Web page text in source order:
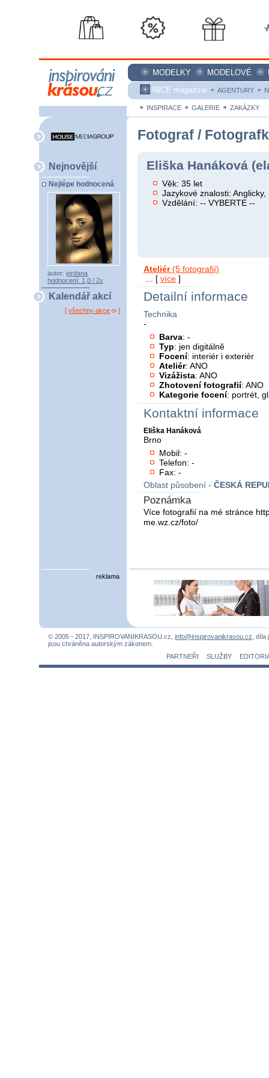
MODELKY MODELOVÉ
NICE magazine
AGENTURY
INSPIRACE GALERIE ZAKÁZKY
Nejnovější
Nejlépe hodnocená
autor: jordana
hodnocení: 1,0 / 2x
Kalendář akcí
[ všechny akce ]
Fotograf /
Eliška Hanáková
Věk: 35 let
Jazykové znalosti: Anglicky,
Vzdělání: -- VYBERTE --
Ateliér(5 fotografií)
... [ více ]
Detailní informace
Technika
-
Barva: -
Typ: jen digitálně
Focení: interiér i exteriér
Ateliér: ANO
Vizážista: ANO
Zhotovení fotografií: ANO
Kategorie focení: portrét,
Kontaktní informace
Eliška Hanáková
Brno
Mobil: -
Telefon: -
Fax: -
Oblast působení - ČESKÁ
Poznámka
Více fotografií na mé stránce
me.wz.cz/foto/
reklama
© 2005 - 2017, INSPIROVANIKRASOU.cz, info@inspirovanikrasou.cz ,
jsou chráněna autorským zákonem.
PARTNEŘI
SLUŽBY